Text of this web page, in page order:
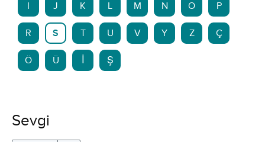
J K L M N O P
R S T U V Y Z Ç
Ö Ü Ş
Sevgi